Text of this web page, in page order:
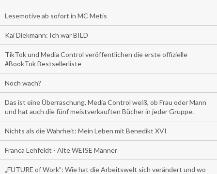
Lesemotive ab sofort in MC Metis
Kai Diekmann: Ich war BILD
TikTok und Media Control veröffentlichen die erste offizielle
#BookTok Bestsellerliste
Noch wach?
Das ist eine Überraschung. Media Control weiß, ob Frau oder Mann
und hat auch die fünf meistverkauften Bücher in jeder Gruppe.
Nichts als die Wahrheit: Mein Leben mit Benedikt XVI
Franca Lehfeldt - Alte WEISE Männer
„FUTURE of Work”: Wie hat die Arbeitswelt sich verändert und wo